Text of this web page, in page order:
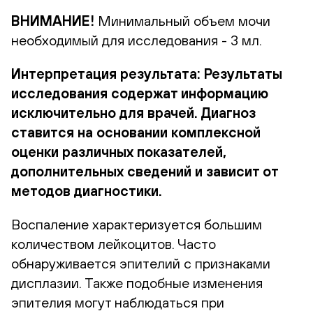
ВНИМАНИЕ! Минимальный объем мочи
необходимый для исследования - 3 мл.
Интерпретация результата: Результаты
исследования содержат информацию
исключительно для врачей. Диагноз
ставится на основании комплексной
оценки различных показателей,
дополнительных сведений и зависит от
методов диагностики.
Воспаление характеризуется большим
количеством лейкоцитов. Часто
обнаруживается эпителий с признаками
дисплазии. Также подобные изменения
эпителия могут наблюдаться при